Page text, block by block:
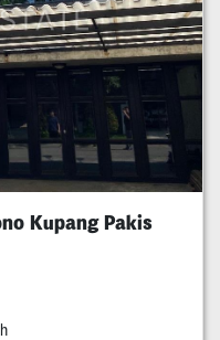
Kupang Pakis